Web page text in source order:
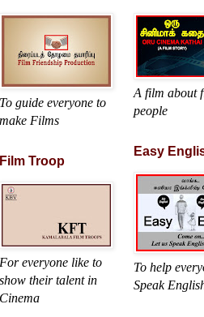
To guide everyone to
make Films
Film Troop
For everyone like to
show their talent in
Cinema
A film about
people
Easy
To help
Speak